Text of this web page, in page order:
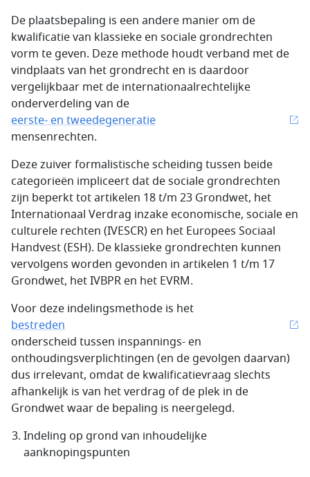
De plaatsbepaling is een andere manier om de
kwalificatie van klassieke en sociale grondrechten
vorm te geven. Deze methode houdt verband met de
vindplaats van het grondrecht en is daardoor
vergelijkbaar met de internationaalrechtelijke
onderverdeling van de
eerste- en tweedegeneratie
mensenrechten.
Deze zuiver formalistische scheiding tussen beide
categorieën impliceert dat de sociale grondrechten
zijn beperkt tot artikelen 18 t/m 23 Grondwet, het
Internationaal Verdrag inzake economische, sociale en
culturele rechten (IVESCR) en het Europees Sociaal
Handvest (ESH). De klassieke grondrechten kunnen
vervolgens worden gevonden in artikelen 1 t/m 17
Grondwet, het IVBPR en het EVRM.
Voor deze indelingsmethode is het
bestreden
onderscheid tussen inspannings- en
onthoudingsverplichtingen (en de gevolgen daarvan)
dus irrelevant, omdat de kwalificatievraag slechts
afhankelijk is van het verdrag of de plek in de
Grondwet waar de bepaling is neergelegd.
Indeling op grond van inhoudelijke
aanknopingspunten